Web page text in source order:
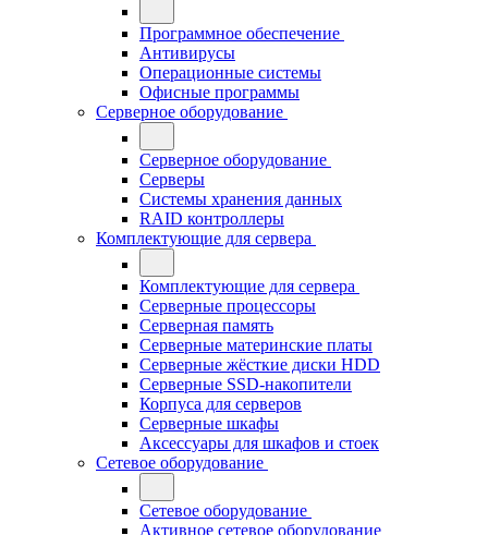
Программное обеспечение
Антивирусы
Операционные системы
Офисные программы
Серверное оборудование
Серверное оборудование
Серверы
Системы хранения данных
RAID контроллеры
Комплектующие для сервера
Комплектующие для сервера
Серверные процессоры
Серверная память
Серверные материнские платы
Серверные жёсткие диски HDD
Серверные SSD-накопители
Корпуса для серверов
Серверные шкафы
Аксессуары для шкафов и стоек
Сетевое оборудование
Сетевое оборудование
Активное сетевое оборудование